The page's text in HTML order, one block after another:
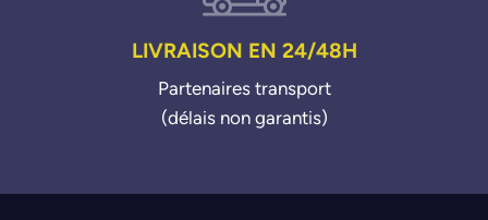
LIVRAISON EN 24/48H
Partenaires transport
(délais non garantis)